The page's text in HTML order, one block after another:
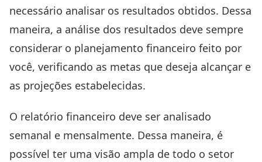
necessário analisar os resultados obtidos. Dessa
maneira, a análise dos resultados deve sempre
considerar o planejamento financeiro feito por
você, verificando as metas que deseja alcançar e
as projeções estabelecidas.
O relatório financeiro deve ser analisado
semanal e mensalmente. Dessa maneira, é
possível ter uma visão ampla de todo o setor